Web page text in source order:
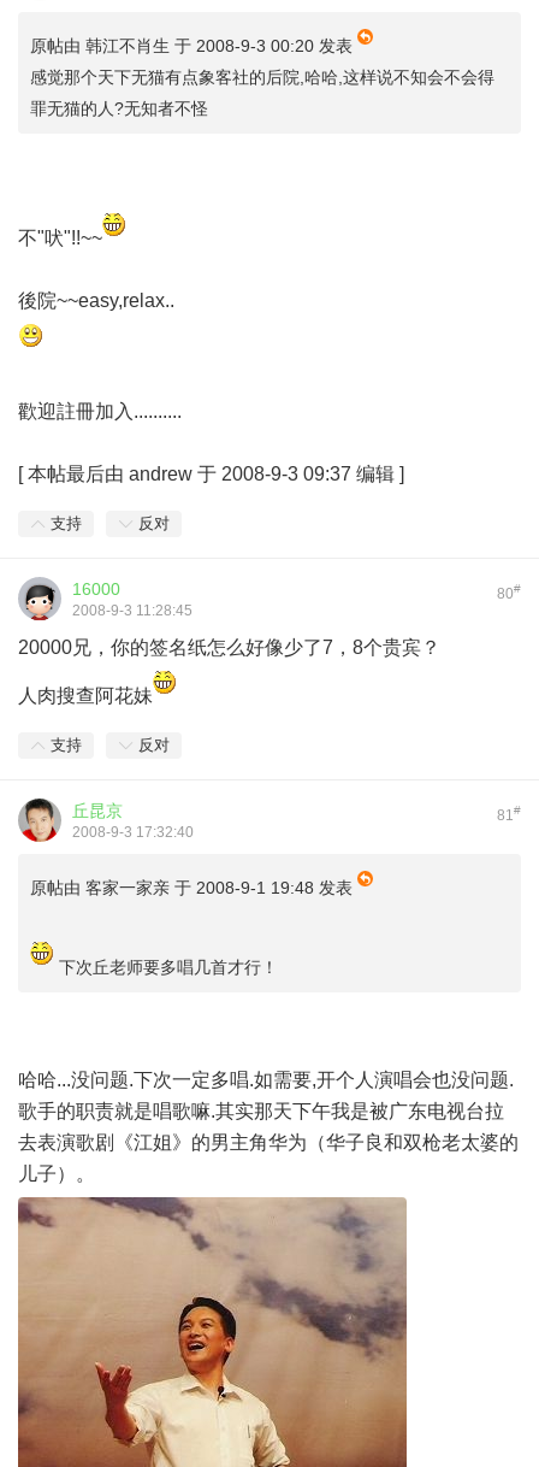
原帖由 韩江不肖生 于 2008-9-3 00:20 发表
感觉那个天下无猫有点象客社的后院,哈哈,这样说不知会不会得
罪无猫的人?无知者不怪
不"吠"!!~~
後院~~easy,relax..
歡迎註冊加入..........
[本帖最后由 andrew 于 2008-9-3 09:37 编辑 ]
支持 反对
80#
16000
2008-9-3 11:28:45
20000兄，你的签名纸怎么好像少了7，8个贵宾？
人肉搜查阿花妹
支持 反对
81#
丘昆京
2008-9-3 17:32:40
原帖由 客家一家亲 于 2008-9-1 19:48 发表
下次丘老师要多唱几首才行！
哈哈...没问题.下次一定多唱.如需要,开个人演唱会也没问题.
歌手的职责就是唱歌嘛.其实那天下午我是被广东电视台拉
去表演歌剧《江姐》的男主角华为（华子良和双枪老太婆的
儿子）。